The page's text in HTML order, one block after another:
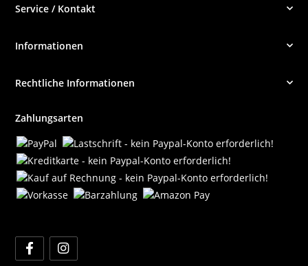
Service / Kontakt
Informationen
Rechtliche Informationen
Zahlungsarten